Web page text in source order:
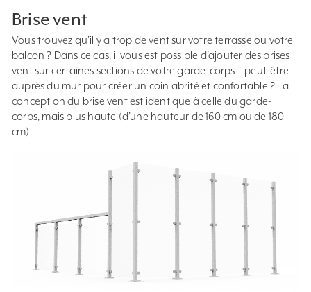
Brise vent
Vous trouvez qu’il y a trop de vent sur votre terrasse ou votre
balcon ? Dans ce cas, il vous est possible d’ajouter des brises
vent sur certaines sections de votre garde-corps – peut-être
auprès du mur pour créer un coin abrité et confortable ? La
conception du brise vent est identique à celle du garde-
corps, mais plus haute (d’une hauteur de 160 cm ou de 180
cm).